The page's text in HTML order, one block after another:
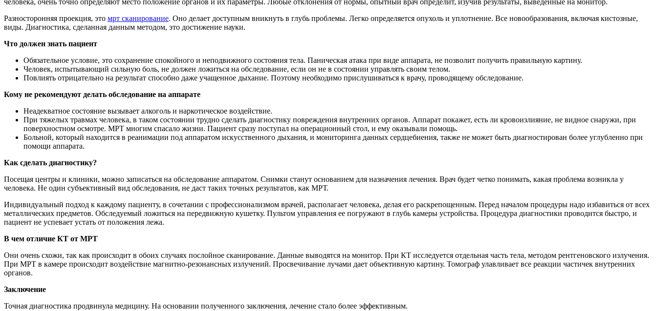
человека, очень точно определяют место положение органов и их параметры. Любые отклонения от нормы, опытный врач определит, изучив результаты, выведенные на монитор.
Разносторонняя проекция, это мрт сканирование. Оно делает доступным вникнуть в глубь проблемы. Легко определяется опухоль и уплотнение. Все новообразования, включая кистозные,
виды. Диагностика, сделанная данным методом, это достижение науки.
Что должен знать пациент
Обязательное условие, это сохранение спокойного и неподвижного состояния тела. Паническая атака при виде аппарата, не позволит получить правильную картину.
Человек, испытывающий сильную боль, не должен ложиться на обследование, если он не в состоянии управлять своим телом.
Повлиять отрицательно на результат способно даже учащенное дыхание. Поэтому необходимо прислушиваться к врачу, проводящему обследование.
Кому не рекомендуют делать обследование на аппарате
Неадекватное состояние вызывает алкоголь и наркотическое воздействие.
При тяжелых травмах человека, в таком состоянии трудно сделать диагностику повреждения внутренних органов. Аппарат покажет, есть ли кровоизлияние, не видное снаружи, при
поверхностном осмотре. МРТ многим спасало жизни. Пациент сразу поступал на операционный стол, и ему оказывали помощь.
Больной, который находится в реанимации под аппаратом искусственного дыхания, и мониторинга данных сердцебиения, также не может быть диагностирован более углубленно при
помощи аппарата.
Как сделать диагностику?
Посещая центры и клиники, можно записаться на обследование аппаратом. Снимки станут основанием для назначения лечения. Врач будет четко понимать, какая проблема возникла у
человека. Не один субъективный вид обследования, не даст таких точных результатов, как МРТ.
Индивидуальный подход к каждому пациенту, в сочетании с профессионализмом врачей, располагает человека, делая его раскрепощенным. Перед началом процедуры надо избавиться от всех
металлических предметов. Обследуемый ложиться на передвижную кушетку. Пультом управления ее погружают в глубь камеры устройства. Процедура диагностики проводится быстро, и
пациент не успевает устать от положения лежа.
В чем отличие КТ от МРТ
Они очень схожи, так как происходит в обоих случаях послойное сканирование. Данные выводятся на монитор. При КТ исследуется отдельная часть тела, методом рентгеновского излучения.
При МРТ в камере происходит воздействие магнитно-резонансных излучений. Просвечивание лучами дает объективную картину. Томограф улавливает все реакции частичек внутренних
органов.
Заключение
Точная диагностика продвинула медицину. На основании полученного заключения, лечение стало более эффективным.